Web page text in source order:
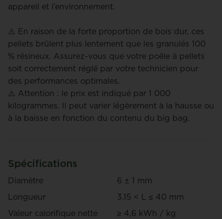
appareil et l’environnement.
⚠️ En raison de la forte proportion de bois dur, ces
pellets brûlent plus lentement que les granulés 100
% résineux. Assurez-vous que votre poêle à pellets
soit correctement réglé par votre technicien pour
des performances optimales.
⚠️ Attention : le prix est indiqué par 1 000
kilogrammes. Il peut varier légèrement à la hausse ou
à la baisse en fonction du contenu du big bag.
Spécifications
Diamètre
6 ± 1 mm
Longueur
3,15 < L ≤ 40 mm
Valeur calorifique nette
≥ 4,6 kWh / kg